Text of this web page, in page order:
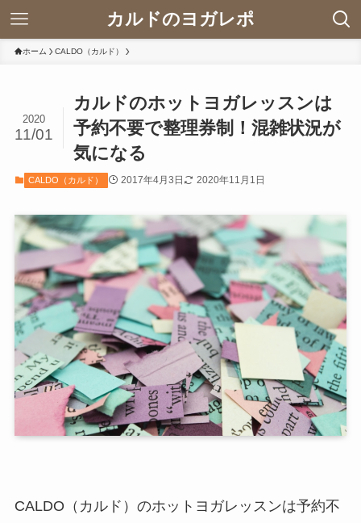
カルドのヨガレポ
ホーム CALDO（カルド）
カルドのホットヨガレッスンは
予約不要で整理券制！混雑状況が
気になる
2020
11/01
CALDO（カルド） 2017年4月3日 2020年11月1日
CALDO（カルド）のホットヨガレッスンは予約不